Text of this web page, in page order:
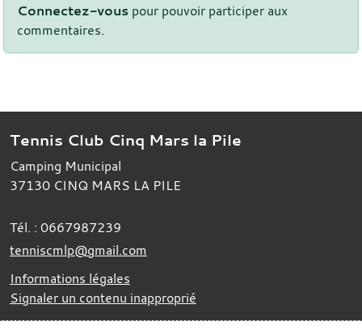
Connectez-vous pour pouvoir participer aux
commentaires.
Tennis Club Cinq Mars la Pile
Camping Municipal
37130 CINQ MARS LA PILE
Tél. : 0667987239
tenniscmlp@gmail.com
Informations légales
Signaler un contenu inapproprié